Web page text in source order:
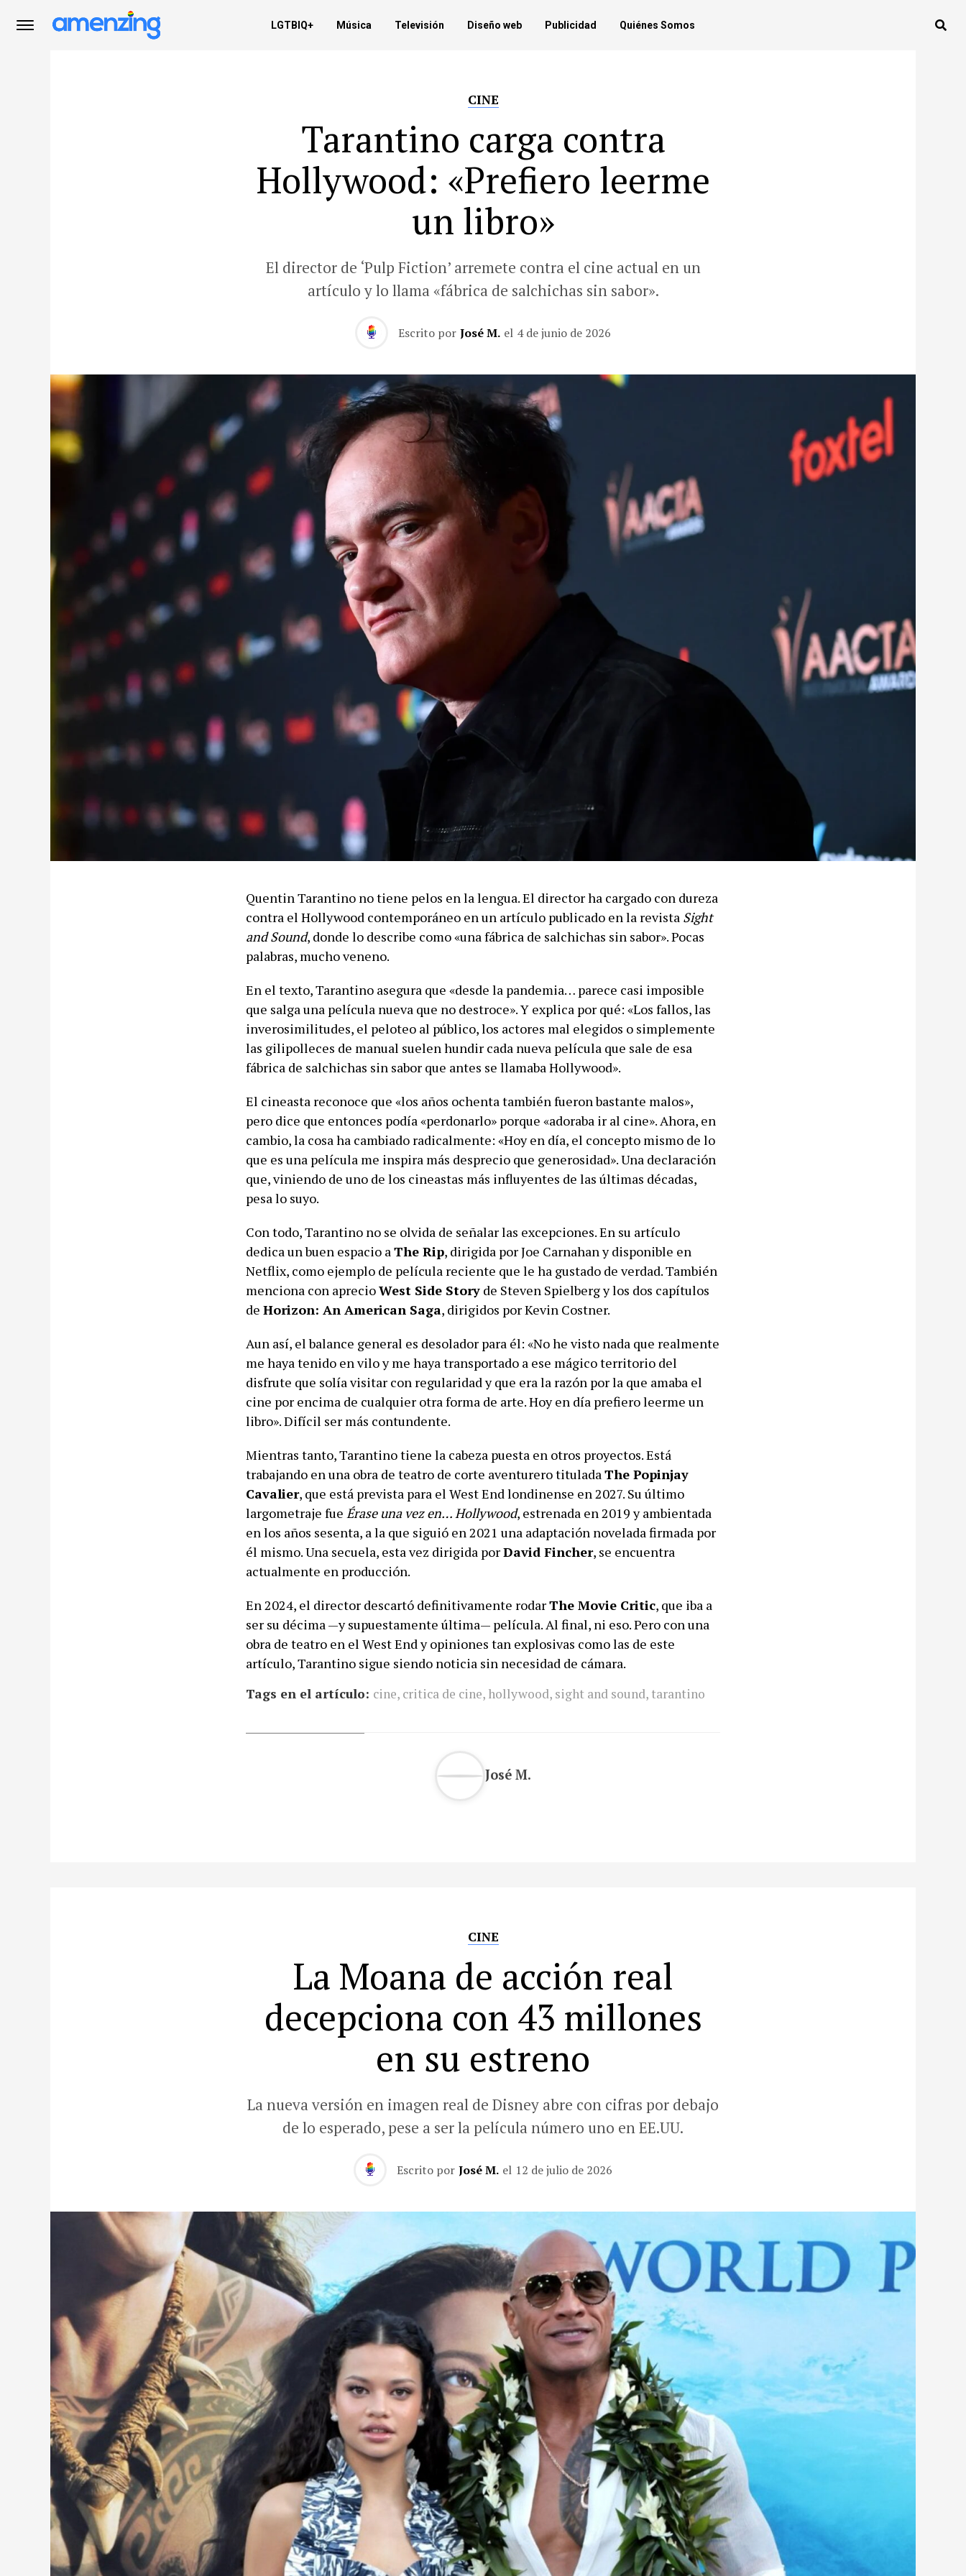
LGTBIQ+ Música Televisión Diseño web Publicidad Quiénes Somos
CINE
Tarantino carga contra
Hollywood: «Prefiero leerme
un libro»
El director de ‘Pulp Fiction’ arremete contra el cine actual en un
artículo y lo llama «fábrica de salchichas sin sabor».
Escrito por José M. el 4 de junio de 2026
Quentin Tarantino no tiene pelos en la lengua. El director ha cargado con dureza
contra el Hollywood contemporáneo en un artículo publicado en la revista Sight
and Sound, donde lo describe como «una fábrica de salchichas sin sabor». Pocas
palabras, mucho veneno.
En el texto, Tarantino asegura que «desde la pandemia… parece casi imposible
que salga una película nueva que no destroce». Y explica por qué: «Los fallos, las
inverosimilitudes, el peloteo al público, los actores mal elegidos o simplemente
las gilipolleces de manual suelen hundir cada nueva película que sale de esa
fábrica de salchichas sin sabor que antes se llamaba Hollywood».
El cineasta reconoce que «los años ochenta también fueron bastante malos»,
pero dice que entonces podía «perdonarlo» porque «adoraba ir al cine». Ahora, en
cambio, la cosa ha cambiado radicalmente: «Hoy en día, el concepto mismo de lo
que es una película me inspira más desprecio que generosidad». Una declaración
que, viniendo de uno de los cineastas más influyentes de las últimas décadas,
pesa lo suyo.
Con todo, Tarantino no se olvida de señalar las excepciones. En su artículo
dedica un buen espacio aThe Rip, dirigida por Joe Carnahan y disponible en
Netflix, como ejemplo de película reciente que le ha gustado de verdad. También
menciona con aprecioWest Side Story de Steven Spielberg y los dos capítulos
de Horizon: An American Saga, dirigidos por Kevin Costner.
Aun así, el balance general es desolador para él: «No he visto nada que realmente
me haya tenido en vilo y me haya transportado a ese mágico territorio del
disfrute que solía visitar con regularidad y que era la razón por la que amaba el
cine por encima de cualquier otra forma de arte. Hoy en día prefiero leerme un
libro». Difícil ser más contundente.
Mientras tanto, Tarantino tiene la cabeza puesta en otros proyectos. Está
trabajando en una obra de teatro de corte aventurero tituladaThe Popinjay
Cavalier, que está prevista para el West End londinense en 2027. Su último
largometraje fue Érase una vez en… Hollywood, estrenada en 2019 y ambientada
en los años sesenta, a la que siguió en 2021 una adaptación novelada firmada por
él mismo. Una secuela, esta vez dirigida porDavid Fincher, se encuentra
actualmente en producción.
En 2024, el director descartó definitivamente rodarThe Movie Critic, que iba a
ser su décima —y supuestamente última— película. Al final, ni eso. Pero con una
obra de teatro en el West End y opiniones tan explosivas como las de este
artículo, Tarantino sigue siendo noticia sin necesidad de cámara.
Tags en el artículo: cine, critica de cine, hollywood, sight and sound, tarantino
José M.
CINE
La Moana de acción real
decepciona con 43 millones
en su estreno
La nueva versión en imagen real de Disney abre con cifras por debajo
de lo esperado, pese a ser la película número uno en EE.UU.
Escrito por José M. el 12 de julio de 2026